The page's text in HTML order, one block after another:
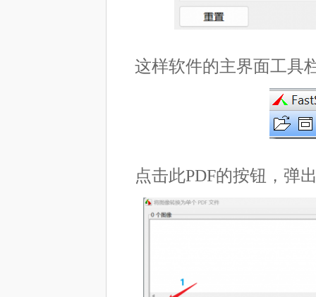
这样软件的主界面工具
点击此PDF的按钮，弹